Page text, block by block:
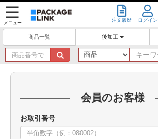
メニュー 注文履歴 ログイン
商品一覧 後加工
商
品
番
会員のお客様
お取引番号